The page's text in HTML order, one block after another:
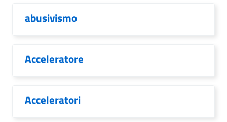
abusivismo
Acceleratore
Acceleratori